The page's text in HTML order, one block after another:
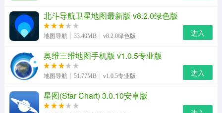
北斗导航卫星地图最新版 v8.2.0绿色版
地图导航 33.40MB v8.2.0绿色版 进入
奥维三维地图手机版 v1.0.5专业版
地图导航 51.77MB v1.0.5专业版 进入
星图(Star Chart) 3.0.10安卓版